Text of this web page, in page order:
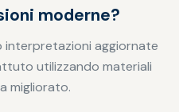
moderne?
aggiornate
utilizzando materiali
migliorato.